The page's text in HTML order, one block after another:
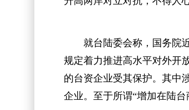
就台陆委会称，国务院近
规定着力推进高水平对外开
的台资企业受其保护。其中
企业。至于所谓“增加在陆